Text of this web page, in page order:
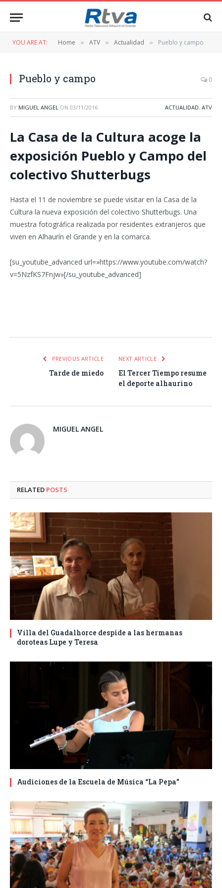
YOU ARE AT: Home » ATV » Actualidad » Pueblo y campo
Pueblo y campo 0
BY MIGUEL ANGEL ON 03/11/2016 ACTUALIDAD, ATV
La Casa de la Cultura acoge la
exposición Pueblo y Campo del
colectivo Shutterbugs
Hasta el 11 de noviembre se puede visitar en la Casa de la
Cultura la nueva exposición del colectivo Shutterbugs. Una
muestra fotográfica realizada por residentes extranjeros que
viven en Alhaurín el Grande y en la comarca.
[su_youtube_advanced url=»https://www.youtube.com/watch?
v=5NzfKS7Fnjw»[/su_youtube_advanced]
PREVIOUS ARTICLE
Tarde de miedo
NEXT ARTICLE
El Tercer Tiempo resume
el deporte alhaurino
MIGUEL ANGEL
RELATED POSTS
Villa del Guadalhorce despide a las hermanas
doroteas Lupe y Teresa
Audiciones de la Escuela de Música “La Pepa”